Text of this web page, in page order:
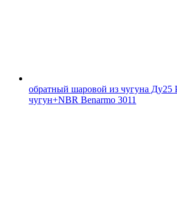
обратный шаровой из чугуна
чугун+NBR Benarmo 3011